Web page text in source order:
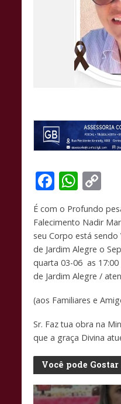
F
ac
e
b
o
o
k
W
h
at
s
A
p
p
C
p
y
Li
n
k
É com o Profundo
Falecimento Nadir
seu Corpo está sendo
de Jardim Alegre o
quarta 03-06 as
de Jardim Alegre /
(aos Familiares e
Sr. Faz tua obra na
que a graça Divina
Você pode Gostar